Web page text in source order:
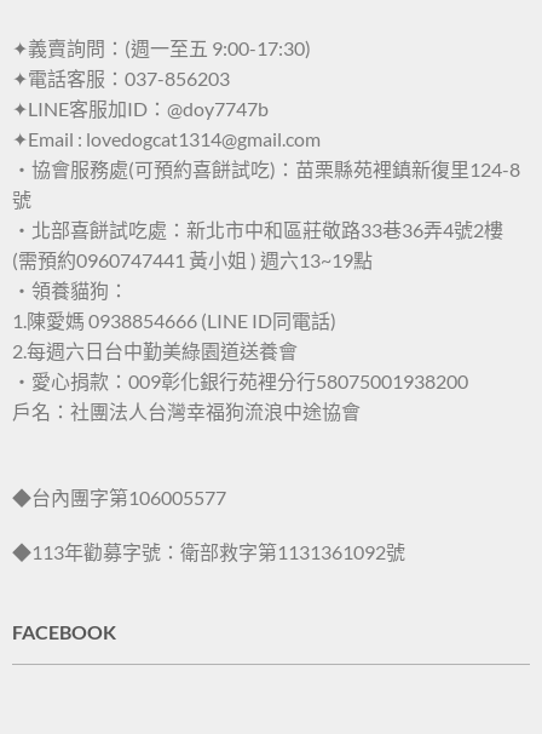
✦義賣詢問：(週一至五 9:00-17:30)
✦電話客服：037-856203
✦LINE客服加ID：@doy7747b
✦Email : lovedogcat1314@gmail.com
・協會服務處(可預約喜餅試吃)：苗栗縣苑裡鎮新復里124-8
號
・北部喜餅試吃處：新北市中和區莊敬路33巷36弄4號2樓
(需預約0960747441 黃小姐 ) 週六13~19點
・領養貓狗：
1.陳愛媽 0938854666 (LINE ID同電話)
2.每週六日台中勤美綠園道送養會
・愛心捐款：009彰化銀行苑裡分行58075001938200
戶名：社團法人台灣幸福狗流浪中途協會
◆台內團字第106005577
◆113年勸募字號：衛部救字第1131361092號
FACEBOOK